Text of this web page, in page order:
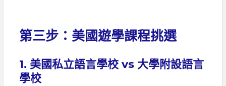
第三步：美國遊學課程挑選
1. 美國私立語言學校 vs 大學附設語言
學校